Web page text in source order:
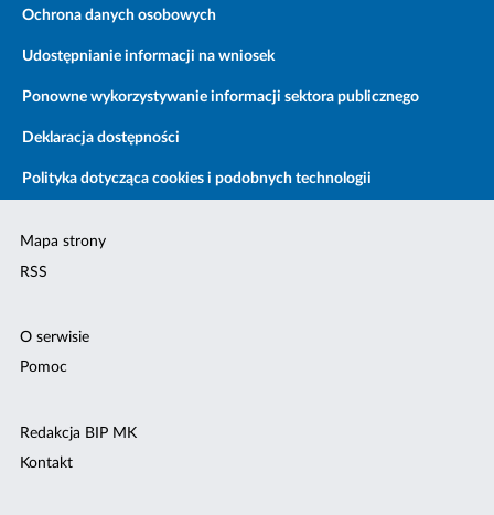
Ochrona danych osobowych
Udostępnianie informacji na wniosek
Ponowne wykorzystywanie informacji sektora publicznego
Deklaracja dostępności
Polityka dotycząca cookies i podobnych technologii
Mapa strony
RSS
O serwisie
Pomoc
Redakcja BIP MK
Kontakt